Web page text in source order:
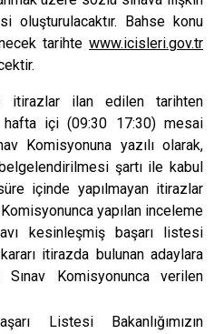
oluşturulacaktır. Bahse konu
tarihte www.icisleri.gov.tr
itirazlar ilan edilen tarihten
içi (09:30 17:30) mesai
Komisyonuna yazılı olarak,
şartı ile kabul
içinde yapılmayan itirazlar
Komisyonunca yapılan inceleme
kesinleşmiş başarı listesi
itirazda bulunan adaylara
Komisyonunca verilen
Listesi Bakanlığımızın